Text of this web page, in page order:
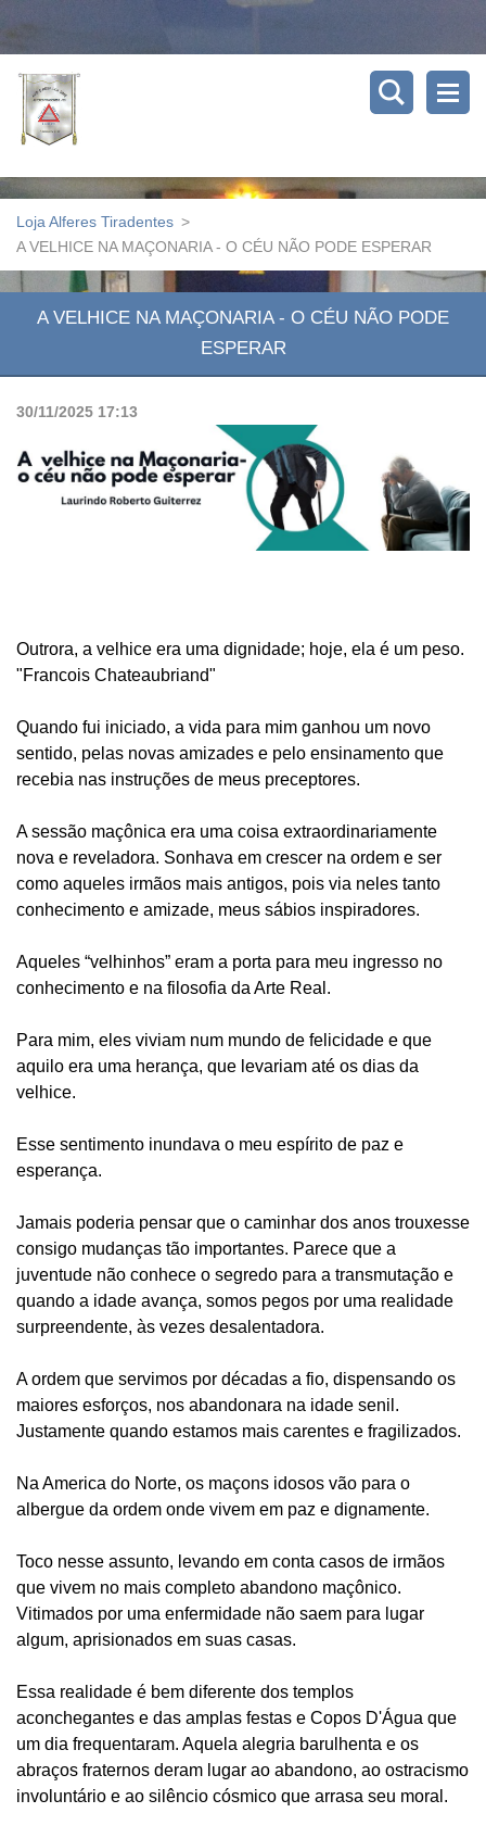
Loja Alferes Tiradentes >
A VELHICE NA MAÇONARIA - O CÉU NÃO PODE ESPERAR
A VELHICE NA MAÇONARIA - O CÉU NÃO PODE
ESPERAR
30/11/2025 17:13
Outrora, a velhice era uma dignidade; hoje, ela é um peso.
"Francois Chateaubriand"
Quando fui iniciado, a vida para mim ganhou um novo
sentido, pelas novas amizades e pelo ensinamento que
recebia nas instruções de meus preceptores.
A sessão maçônica era uma coisa extraordinariamente
nova e reveladora. Sonhava em crescer na ordem e ser
como aqueles irmãos mais antigos, pois via neles tanto
conhecimento e amizade, meus sábios inspiradores.
Aqueles “velhinhos” eram a porta para meu ingresso no
conhecimento e na filosofia da Arte Real.
Para mim, eles viviam num mundo de felicidade e que
aquilo era uma herança, que levariam até os dias da
velhice.
Esse sentimento inundava o meu espírito de paz e
esperança.
Jamais poderia pensar que o caminhar dos anos trouxesse
consigo mudanças tão importantes. Parece que a
juventude não conhece o segredo para a transmutação e
quando a idade avança, somos pegos por uma realidade
surpreendente, às vezes desalentadora.
A ordem que servimos por décadas a fio, dispensando os
maiores esforços, nos abandonara na idade senil.
Justamente quando estamos mais carentes e fragilizados.
Na America do Norte, os maçons idosos vão para o
albergue da ordem onde vivem em paz e dignamente.
Toco nesse assunto, levando em conta casos de irmãos
que vivem no mais completo abandono maçônico.
Vitimados por uma enfermidade não saem para lugar
algum, aprisionados em suas casas.
Essa realidade é bem diferente dos templos
aconchegantes e das amplas festas e Copos D'Água que
um dia frequentaram. Aquela alegria barulhenta e os
abraços fraternos deram lugar ao abandono, ao ostracismo
involuntário e ao silêncio cósmico que arrasa seu moral.